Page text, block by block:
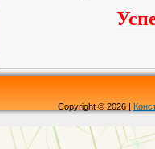
Copyright © 2026 |